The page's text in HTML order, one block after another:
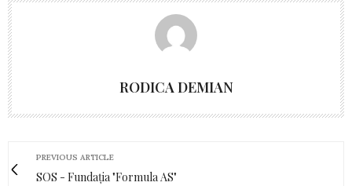
RODICA DEMIAN
PREVIOUS ARTICLE
SOS - Fundația "Formula AS"